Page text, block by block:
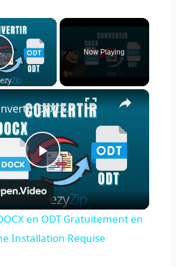
×
Video
Now Playing
×
Play
Video
en ODT Gratuitement en Ligne | Aucune Installation Requise
en ODT Gratuitement en
Installation Requise